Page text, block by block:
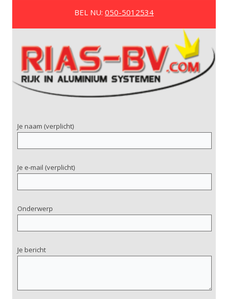
BEL NU: 050-5012534
Je naam (verplicht)
Je e-mail (verplicht)
Onderwerp
Je bericht